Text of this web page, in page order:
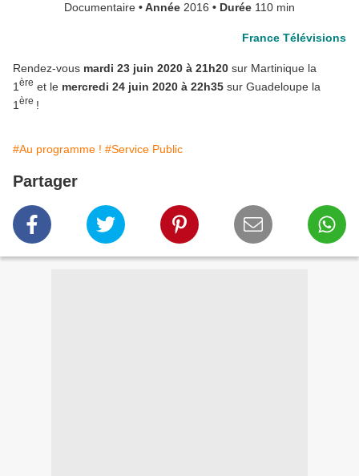
Documentaire • Année 2016 • Durée 110 min
France Télévisions
Rendez-vous mardi 23 juin 2020 à 21h20 sur Martinique la
1 ère et le mercredi 24 juin 2020 à 22h35 sur Guadeloupe la
1 ère !
#Au programme ! #Service Public
Partager